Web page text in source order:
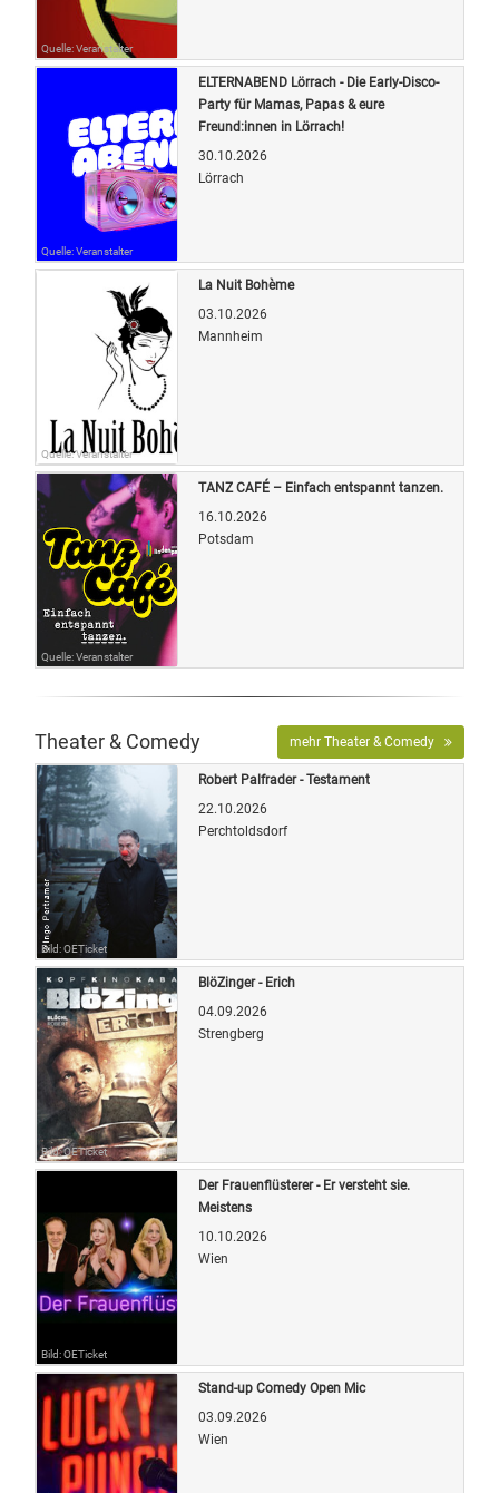
Quelle: Veranstalter
Quelle: Veranstalter
ELTERNABEND Lörrach - Die Early-Disco-
Party für Mamas, Papas & eure
Freund:innen in Lörrach!
30.10.2026
Lörrach
Quelle: Veranstalter
La Nuit Bohème
03.10.2026
Mannheim
Quelle: Veranstalter
TANZ CAFÉ – Einfach entspannt tanzen.
16.10.2026
Potsdam
Theater & Comedy mehr Theater & Comedy
Bild: OETicket
Robert Palfrader - Testament
22.10.2026
Perchtoldsdorf
Bild: OETicket
BlöZinger - Erich
04.09.2026
Strengberg
Bild: OETicket
Der Frauenflüsterer - Er versteht sie.
Meistens
10.10.2026
Wien
Stand-up Comedy Open Mic
03.09.2026
Wien